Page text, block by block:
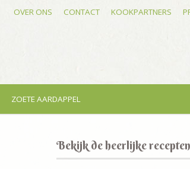
OVER ONS CONTACT KOOKPARTNERS
ZOETE AARDAPPEL
Bekijk de heerlijke recepten